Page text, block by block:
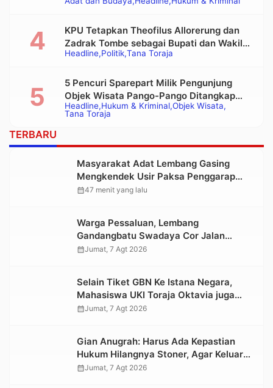
Alat Berat pada Eksekusi Rumah Adat
Headline Politik Tana Toraja
KPU Tetapkan Theofilus Allorerung dan
Zadrak Tombe sebagai Bupati dan Wakil
Bupati Tana Toraja Terpilih
Headline Hukum & Kriminal Objek Wisata
Tana Toraja
5 Pencuri Sparepart Milik Pengunjung
Objek Wisata Pango-Pango Ditangkap
Polisi
TERBARU
Masyarakat Adat Lembang Gasing
Mengkendek Usir Paksa Penggarap
yang Rusak Kawasan Hutan
calendar_month47 menit yang lalu
Warga Pessaluan, Lembang
Gandangbatu Swadaya Cor Jalan
Kabupaten
calendar_monthJumat, 7 Agt 2026
Selain Tiket GBN Ke Istana Negara,
Mahasiswa UKI Toraja Oktavia juga
Lolos ke Pekan Seni Mahasiswa
calendar_monthJumat, 7 Agt 2026
Gian Anugrah: Harus Ada Kepastian
Hukum Hilangnya Stoner, Agar Keluarga
tidak Larut dalam Trauma dan
calendar_monthJumat, 7 Agt 2026